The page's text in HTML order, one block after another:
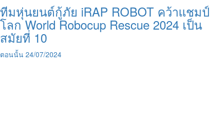
ทีมหุ่นยนต์กู้ภัย iRAP ROBOT คว้าแชมป์
โลก World Robocup Rescue 2024 เป็น
สมัยที่ 10
ตอนนั้น 24/07/2024